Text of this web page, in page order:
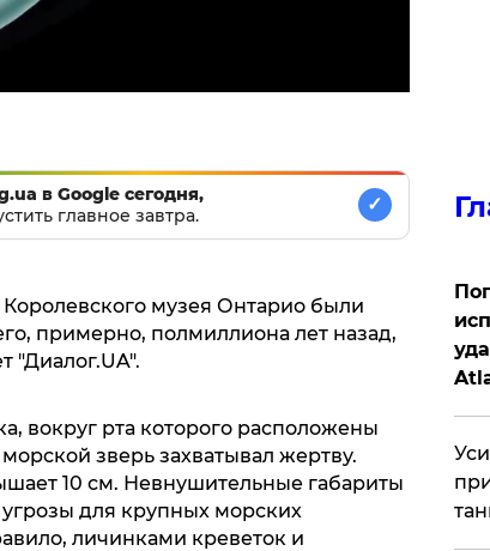
в Google сегодня,
главное завтра.
✓
музея Онтарио были
примерно, полмиллиона лет назад,
"Диалог.UA".
вокруг рта которого расположены
зверь захватывал жертву.
10 см. Невнушительные габариты
для крупных морских
личинками креветок и